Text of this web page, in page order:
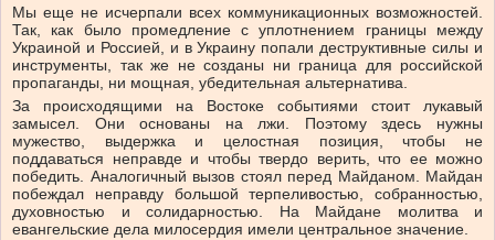
Мы еще не исчерпали всех коммуникационных возможностей.
Так, как было промедление с уплотнением границы между
Украиной и Россией, и в Украину попали деструктивные силы и
инструменты, так же не созданы ни граница для российской
пропаганды, ни мощная, убедительная альтернатива.
За происходящими на Востоке событиями стоит лукавый
замысел. Они основаны на лжи. Поэтому здесь нужны
мужество, выдержка и целостная позиция, чтобы не
поддаваться неправде и чтобы твердо верить, что ее можно
победить. Аналогичный вызов стоял перед Майданом. Майдан
побеждал неправду большой терпеливостью, собранностью,
духовностью и солидарностью. На Майдане молитва и
евангельские дела милосердия имели центральное значение.